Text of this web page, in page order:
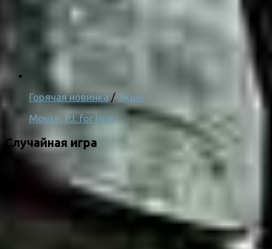
Горячая новинка / Экшн
Mouse: P.I. for Hire
Случайная игра